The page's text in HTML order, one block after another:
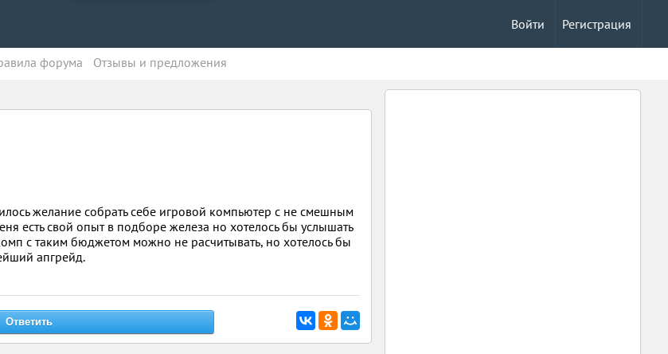
Регистрация
Войти
форума Oтзывы и предложения
желание собрать себе игровой компьютер с не смешным
есть свой опыт в подборе железа но хотелось бы услышать
с таким бюджетом можно не расчитывать, но хотелось бы
апгрейд.